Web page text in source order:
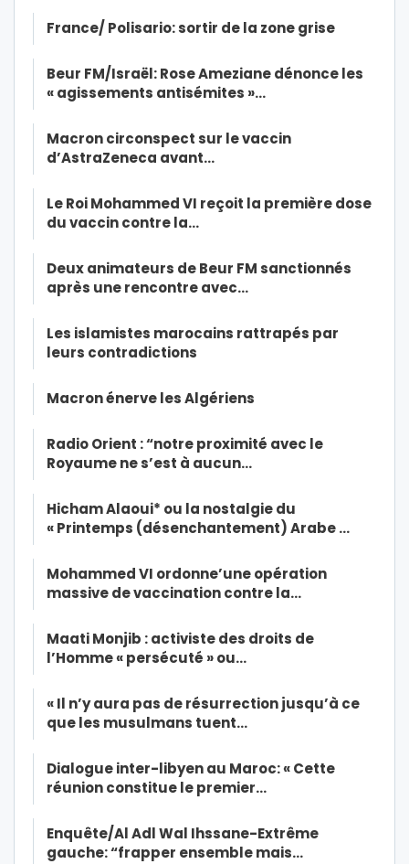
France/ Polisario: sortir de la zone grise
Beur FM/Israël: Rose Ameziane dénonce les
« agissements antisémites »…
Macron circonspect sur le vaccin
d’AstraZeneca avant…
Le Roi Mohammed VI reçoit la première dose
du vaccin contre la…
Deux animateurs de Beur FM sanctionnés
après une rencontre avec…
Les islamistes marocains rattrapés par
leurs contradictions
Macron énerve les Algériens
Radio Orient : “notre proximité avec le
Royaume ne s’est à aucun…
Hicham Alaoui* ou la nostalgie du
« Printemps (désenchantement) Arabe …
Mohammed VI ordonne’une opération
massive de vaccination contre la…
Maati Monjib : activiste des droits de
l’Homme « persécuté » ou…
« Il n’y aura pas de résurrection jusqu’à ce
que les musulmans tuent…
Dialogue inter-libyen au Maroc: « Cette
réunion constitue le premier…
Enquête/Al Adl Wal Ihssane-Extrême
gauche: “frapper ensemble mais…